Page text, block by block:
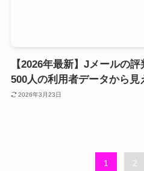
【2026年最新】Jメールの
500人の利用者データから見
2026年3月23日
1 2